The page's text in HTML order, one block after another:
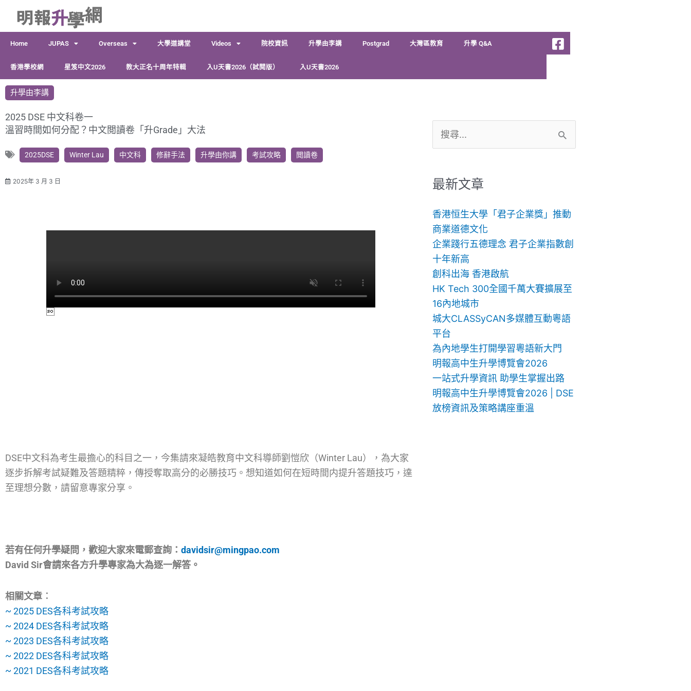
容
Home JUPAS Overseas 大學道講堂 Videos 院校資訊 升學由李講 Postgrad 大灣區教育 升學 Q&A
香港學校網 星笈中文2026 教大正名十周年特輯 入U天書2026（試閱版） 入U天書2026
升學由李講
2025 DSE 中文科卷一
溫習時間如何分配？中文閲讀卷「升Grade」大法
2025DSE Winter Lau 中文科 修辭手法 升學由你講 考試攻略 閲讀卷
2025年 3 月 3 日
DSE中文科為考生最擔心的科目之一，今集請來凝皓教育中文科導師劉愷欣（Winter Lau），為大家
逐步拆解考試疑難及答題精粹，傳授奪取高分的必勝技巧。想知道如何在短時間内提升答題技巧，達
至理想分數，請留意專家分享。
若有任何升學疑問，歡迎大家來電郵查詢： davidsir@mingpao.com
David Sir會請來各方升學專家為大為逐一解答。
相關文章︰
~ 2025 DES各科考試攻略
~ 2024 DES各科考試攻略
~ 2023 DES各科考試攻略
~ 2022 DES各科考試攻略
~ 2021 DES各科考試攻略
尋
鍵
最新文章
香港恒生大學「君子企業獎」推動
商業道德文化
企業踐行五德理念 君子企業指數創
十年新高
創科出海 香港啟航
HK Tech 300全國千萬大賽擴展至
16內地城市
城大CLASSyCAN多媒體互動粵語
平台
為內地學生打開學習粵語新大門
明報高中生升學博覽會2026
一站式升學資訊 助學生掌握出路
明報高中生升學博覽會2026 | DSE
放榜資訊及策略講座重溫